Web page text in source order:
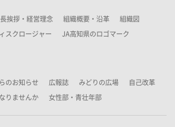
挨拶・経営理念 組織概要・沿革 組織図
スクロージャー JA高知県のロゴマーク
のお知らせ 広報誌 みどりの広場 自己改革
りませんか 女性部・青壮年部